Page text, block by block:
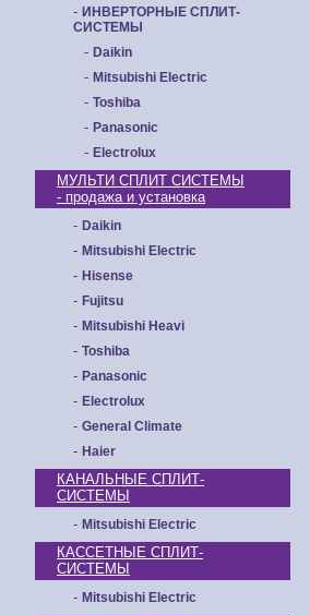
- ИНВЕРТОРНЫЕ СПЛИТ-
СИСТЕМЫ
- Daikin
- Mitsubishi Electric
- Toshiba
- Panasonic
- Electrolux
МУЛЬТИ СПЛИТ СИСТЕМЫ
- продажа и установка
- Daikin
- Mitsubishi Electric
- Hisense
- Fujitsu
- Mitsubishi Heavi
- Toshiba
- Panasonic
- Electrolux
- General Climate
- Haier
КАНАЛЬНЫЕ СПЛИТ-
СИСТЕМЫ
- Mitsubishi Electric
КАССЕТНЫЕ СПЛИТ-
СИСТЕМЫ
- Mitsubishi Electric